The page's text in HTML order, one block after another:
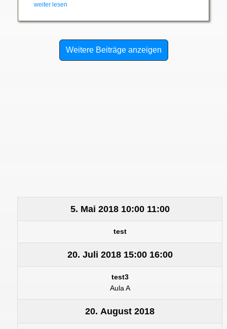
weiter lesen
Weitere Beiträge anzeigen
5. Mai 201810:00 11:00
test
20. Juli 201815:00 16:00
test3
Aula A
20. August 2018